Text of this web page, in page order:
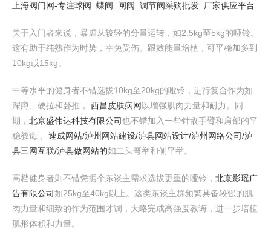
上海阀门网-专注球阀_蝶阀_闸阀_调节阀采购批发_厂家供应平台
关于入门者来说，暴虐从较轻的分量运转，如2.5kg至5kg的哑铃。
这有助于纯熟作为时势，幸免受伤。跟效能量培植，可平稳加多到
10kg或15kg。
中等水平的健身者不错选拔10kg至20kg的哑铃，进行复合作为如
深蹲、硬拉和卧推， 西昌皮肤病网 以增强肌肉力量和耐力。同
期， 北京盛伟达科技有限公司也不错加入一些针敌手臂和肩部的平
稳教诲， 速成网站/泸州网站建设/泸县网站设计/泸州网络公司/泸
县三网互联/泸县做网站的如二头弯举和侧平举。
高档健身者则不错凭据个东谈主需求选拔更重的哑铃， 北京影瑶广
告有限公司如25kg至40kg以上。这类东谈主群频繁具备较强的肌
肉力量和细致的作为范围才调，大略完成高强度教诲，进一步培植
肌形体积和力量。